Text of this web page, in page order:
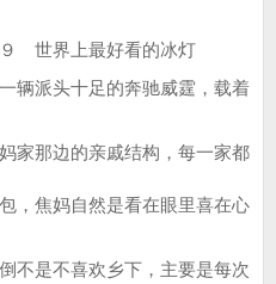
好看的冰灯
派头十足的奔驰威霆，载着
那边的亲戚结构，每一家都
，焦妈自然是看在眼里喜在心
是不喜欢乡下，主要是每次